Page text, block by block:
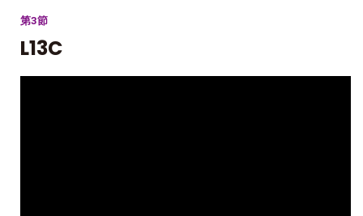
第3節
L13C